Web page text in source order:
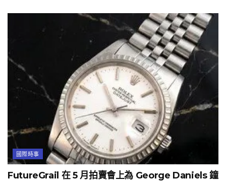
國際時事
FutureGrail 在 5 月拍賣會上為 George Daniels 鐘